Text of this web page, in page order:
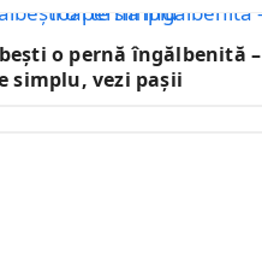
o pernă îngălbenită –
simplu, vezi pașii